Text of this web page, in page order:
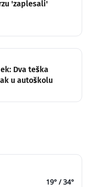
'zaplesali'
Dva teška
u autoškolu
19° /34°